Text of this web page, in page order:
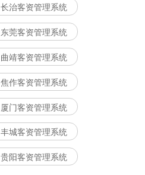
长治客资管理系统
东莞客资管理系统
曲靖客资管理系统
焦作客资管理系统
厦门客资管理系统
丰城客资管理系统
贵阳客资管理系统